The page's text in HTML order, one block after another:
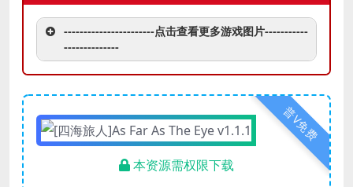
-----------------------点击查看更多游戏图片-----------
--------------
普V免费
本资源需权限下载